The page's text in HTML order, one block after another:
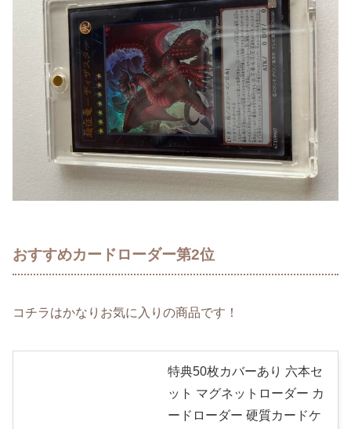
おすすめカードローダー第2位
コチラはかなりお気に入りの商品です！
特典50枚カバーあり 六本セ
ット マグネットローダー カ
ードローダー 硬質カードケ